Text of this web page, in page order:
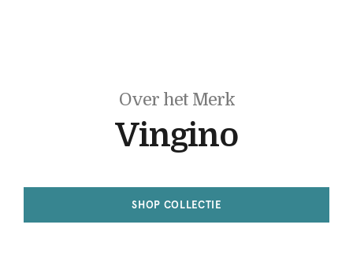
Over het Merk
Vingino
SHOP COLLECTIE